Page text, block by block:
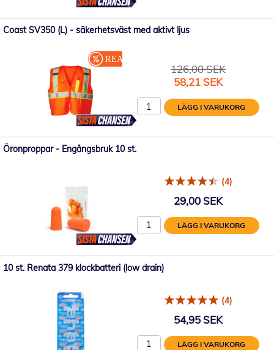
Coast SV350 (L) - säkerhetsväst med aktivt ljus
126,00 SEK
Specialpris
58,21 SEK
LÄGG I VARUKORG
Öronproppar - Engångsbruk 10 st.
(4)
29,00 SEK
LÄGG I VARUKORG
10 st. Renata 379 klockbatteri (low drain)
(4)
54,95 SEK
LÄGG I VARUKORG